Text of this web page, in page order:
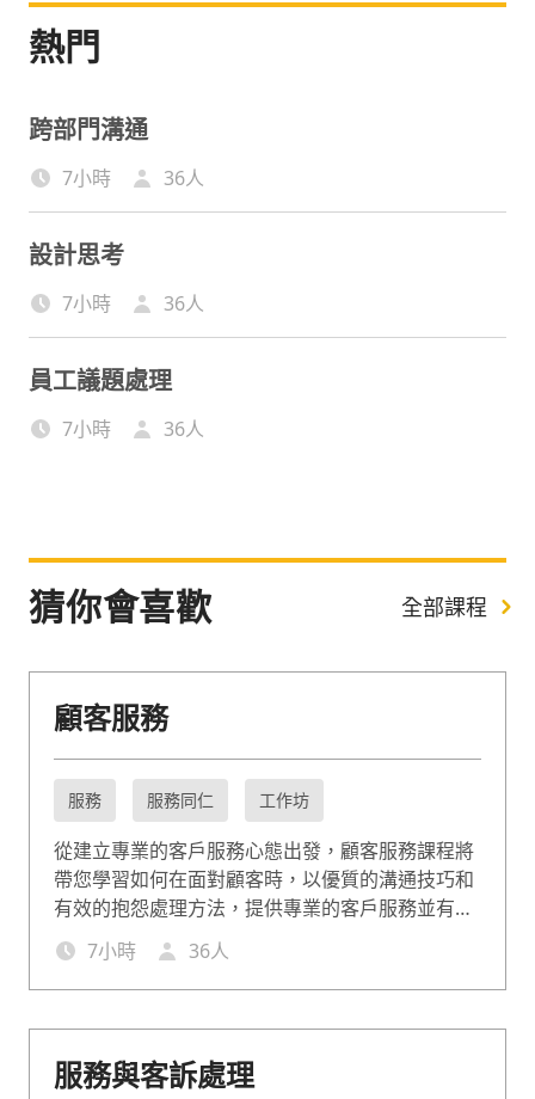
熱門
跨部門溝通
7小時 36人
設計思考
7小時 36人
員工議題處理
7小時 36人
猜你會喜歡 全部課程
顧客服務
服務 服務同仁 工作坊
從建立專業的客戶服務心態出發，顧客服務課程將
帶您學習如何在面對顧客時，以優質的溝通技巧和
有效的抱怨處理方法，提供專業的客戶服務並有效
化解客訴！此課程適合希望以高品質的顧客服務提
升客戶體驗與忠誠度，讓公司在獲得正面的評價的
同時，也開發出被客戶轉介紹契機的企業。
7小時 36人
服務與客訴處理